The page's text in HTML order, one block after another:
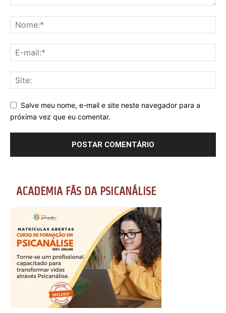
Salve meu nome, e-mail e site neste navegador para a
próxima vez que eu comentar.
ACADEMIA FÃS DA PSICANÁLISE